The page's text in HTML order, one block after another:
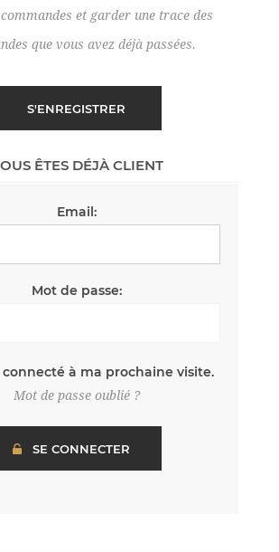
et garder une trace des
que vous avez déjà passées.
ÊTES DÉJÀ CLIENT
Email:
Mot de passe:
connecté à ma prochaine visite.
Mot de passe oublié ?